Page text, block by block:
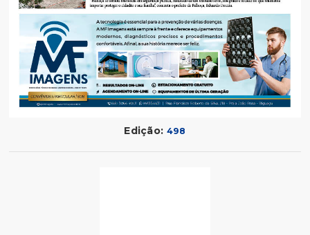
Edição: 498